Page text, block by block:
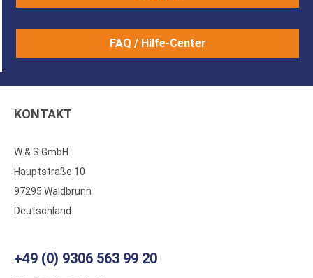
FAQ / Hilfe-Center
KONTAKT
W & S GmbH
Hauptstraße 10
97295 Waldbrunn
Deutschland
+49 (0) 9306 563 99 20